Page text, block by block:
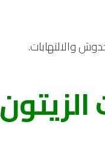
والالتهابات.